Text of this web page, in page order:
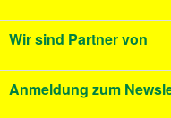
Wir sind Partner von
Anmeldung zum